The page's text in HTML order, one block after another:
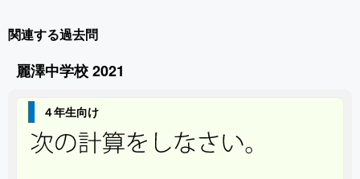
関連する過去問
麗澤中学校 2021
４年生向け